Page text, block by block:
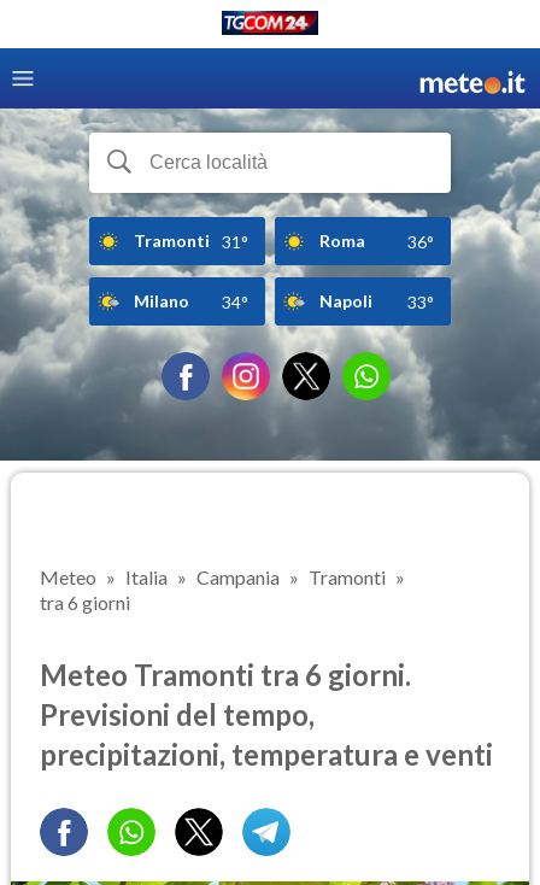
Tramonti 31° Roma 36°
Milano 34° Napoli 33°
Meteo Italia Campania
Tramonti
tra 6 giorni
Meteo Tramonti tra 6 giorni.
Previsioni del tempo,
precipitazioni, temperatura e venti